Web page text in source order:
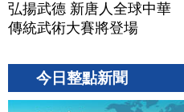
弘揚武德 新唐人全球中華
傳統武術大賽將登場
今日整點新聞